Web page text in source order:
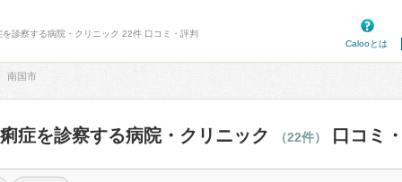
診察する病院・クリニック 22件 口コミ・評判
Calooとは
南国市
症を診察する病院・クリニック （22件） 口コミ